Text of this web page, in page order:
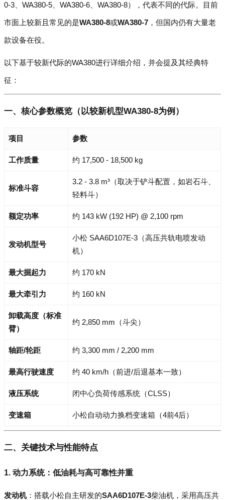
0-3、WA380-5、WA380-6、WA380-8），代表不同的代际。目前
市面上较新且常见的是WA380-8或WA380-7 ，但国内仍有大量老
款设备在役。
以下基于较新代际的WA380进行详细介绍，并会提及其经典特
征：
一、核心参数概览（以较新机型WA380-8为例）
项目 参数
工作质量 约 17,500 - 18,500 kg
标准斗容
3.2 - 3.8 m³（取决于铲斗配置，如岩石斗、
轻料斗）
额定功率 约 143 kW (192 HP) @ 2,100 rpm
发动机型号
小松 SAA6D107E-3（高压共轨电喷发动
机）
最大掘起力 约 170 kN
最大牵引力 约 160 kN
卸载高度（标准
臂）
约 2,850 mm（斗尖）
轴距/轮距 约 3,300 mm / 2,200 mm
最高行驶速度 约 40 km/h（前进/后退基本一致）
液压系统 闭中心负荷传感系统（CLSS）
变速箱 小松自动动力换档变速箱（4前4后）
二、关键技术与性能特点
1. 动力系统：低油耗与高可靠性并重
发动机：搭载小松自主研发的SAA6D107E-3柴油机，采用高压共